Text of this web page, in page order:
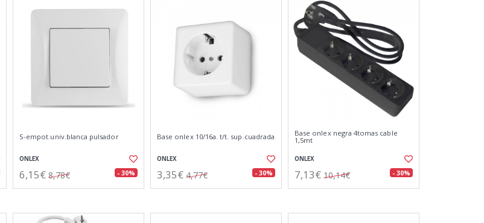
S-empot.univ.blanca pulsador
ONLEX
6,15€ 8,78€ - 30%
Base onlex 10/16a. t/t. sup.cuadrada
ONLEX
3,35€ 4,77€ - 30%
Base onlex negra 4tomas cable
1,5mt
ONLEX
7,13€ 10,14€ - 30%